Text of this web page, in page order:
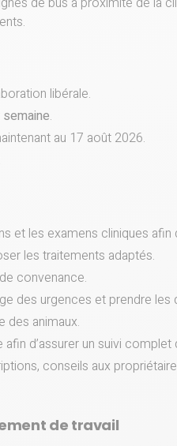
libérale.
.
au 17 août 2026.
et les examens cliniques afin
les traitements adaptés.
convenance.
des urgences et prendre les
des animaux.
afin d’assurer un suivi
conseils aux
de travail